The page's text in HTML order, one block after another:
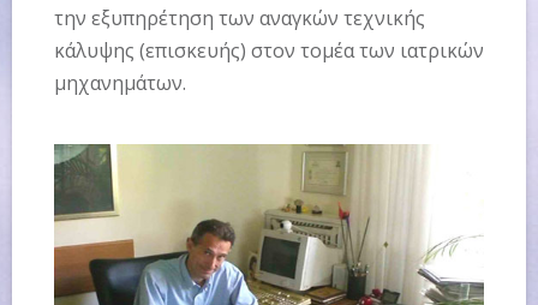
την εξυπηρέτηση των αναγκών τεχνικής
κάλυψης (επισκευής) στον τομέα των ιατρικών
μηχανημάτων.